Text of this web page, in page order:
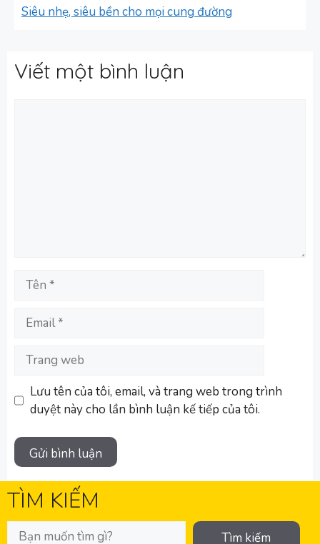
Siêu nhẹ, siêu bền cho mọi cung đường
Viết một bình luận
Tên
Email
Trang
Lưu tên của tôi, email, và trang web trong trình
duyệt này cho lần bình luận kế tiếp của tôi.
TÌM KIẾM
Tìm kiếm